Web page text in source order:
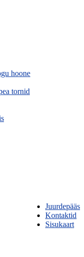
hoone
tornid
Juurdepääs
Kontaktid
Sisukaart